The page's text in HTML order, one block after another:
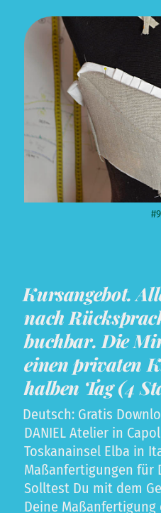
Kursangebot.
nach
buchbar. Die
einen privaten
halben Tag (4
Deutsch: Gratis
DANIEL Atelier in
Toskanainsel Elba in
Maßanfertigungen für
Solltest Du mit dem
Deine Maßanfertigung